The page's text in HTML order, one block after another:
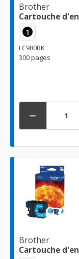
Brother
Cartouche
1
LC980BK
300 pages

Brother
Cartouche